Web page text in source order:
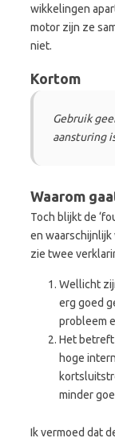
wikkelingen
motor zijn ze
niet.
Kortom
Gebruik
aansturing
Waarom
Toch blijkt de
en waarschijnlijk
zie twee
Wellicht
erg goed
probleem
Het
hoge
minder
Ik vermoed dat